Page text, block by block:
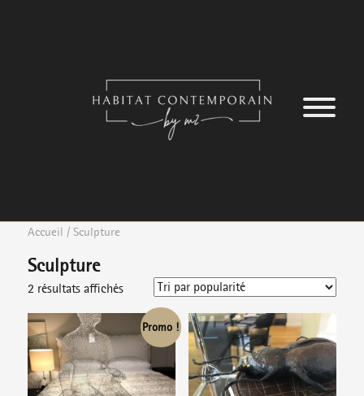
M2
Accueil / Sculpture
Sculpture
2 résultats affichés
Promo !